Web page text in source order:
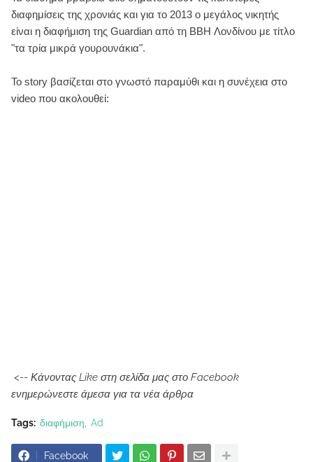
διαφημίσεις της χρονιάς και για το 2013 ο μεγάλος νικητής
είναι η διαφήμιση της Guardian από τη BBH Λονδίνου με τίτλο
"τα τρία μικρά γουρουνάκια".
Το story βασίζεται στο γνωστό παραμύθι και η συνέχεια στο
video που ακολουθεί:
<-- Κάνοντας Like στη σελίδα μας στο Facebook
ενημερώνεστε άμεσα για τα νέα άρθρα
Tags: διαφήμιση Ad
Facebook